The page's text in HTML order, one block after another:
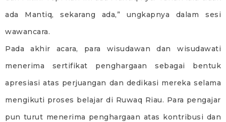
ada Mantiq, sekarang ada,” ungkapnya dalam sesi
wawancara.
Pada akhir acara, para wisudawan dan wisudawati
menerima sertifikat penghargaan sebagai bentuk
apresiasi atas perjuangan dan dedikasi mereka selama
mengikuti proses belajar di Ruwaq Riau. Para pengajar
pun turut menerima penghargaan atas kontribusi dan